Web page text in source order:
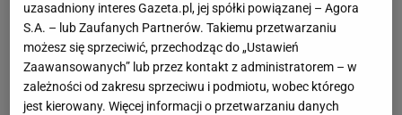
uzasadniony interes Gazeta.pl, jej spółki powiązanej – Agora
S.A. – lub Zaufanych Partnerów. Takiemu przetwarzaniu
możesz się sprzeciwić, przechodząc do „Ustawień
Zaawansowanych” lub przez kontakt z administratorem – w
zależności od zakresu sprzeciwu i podmiotu, wobec którego
jest kierowany. Więcej informacji o przetwarzaniu danych